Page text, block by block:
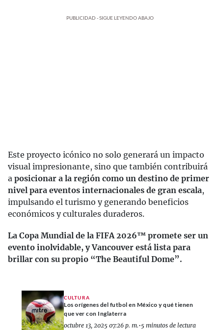
PUBLICIDAD - SIGUE LEYENDO ABAJO
Este proyecto icónico no solo generará un impacto
visual impresionante, sino que también contribuirá
a posicionar a la región como un destino de primer
nivel para eventos internacionales de gran escala,
impulsando el turismo y generando beneficios
económicos y culturales duraderos.
La Copa Mundial de la FIFA 2026™ promete ser un
evento inolvidable, y Vancouver está lista para
brillar con su propio “The Beautiful Dome”.
CULTURA
Los orígenes del futbol en México y qué tienen
que ver con Inglaterra
octubre 13, 2025 07:26 p. m.•5 minutos de lectura